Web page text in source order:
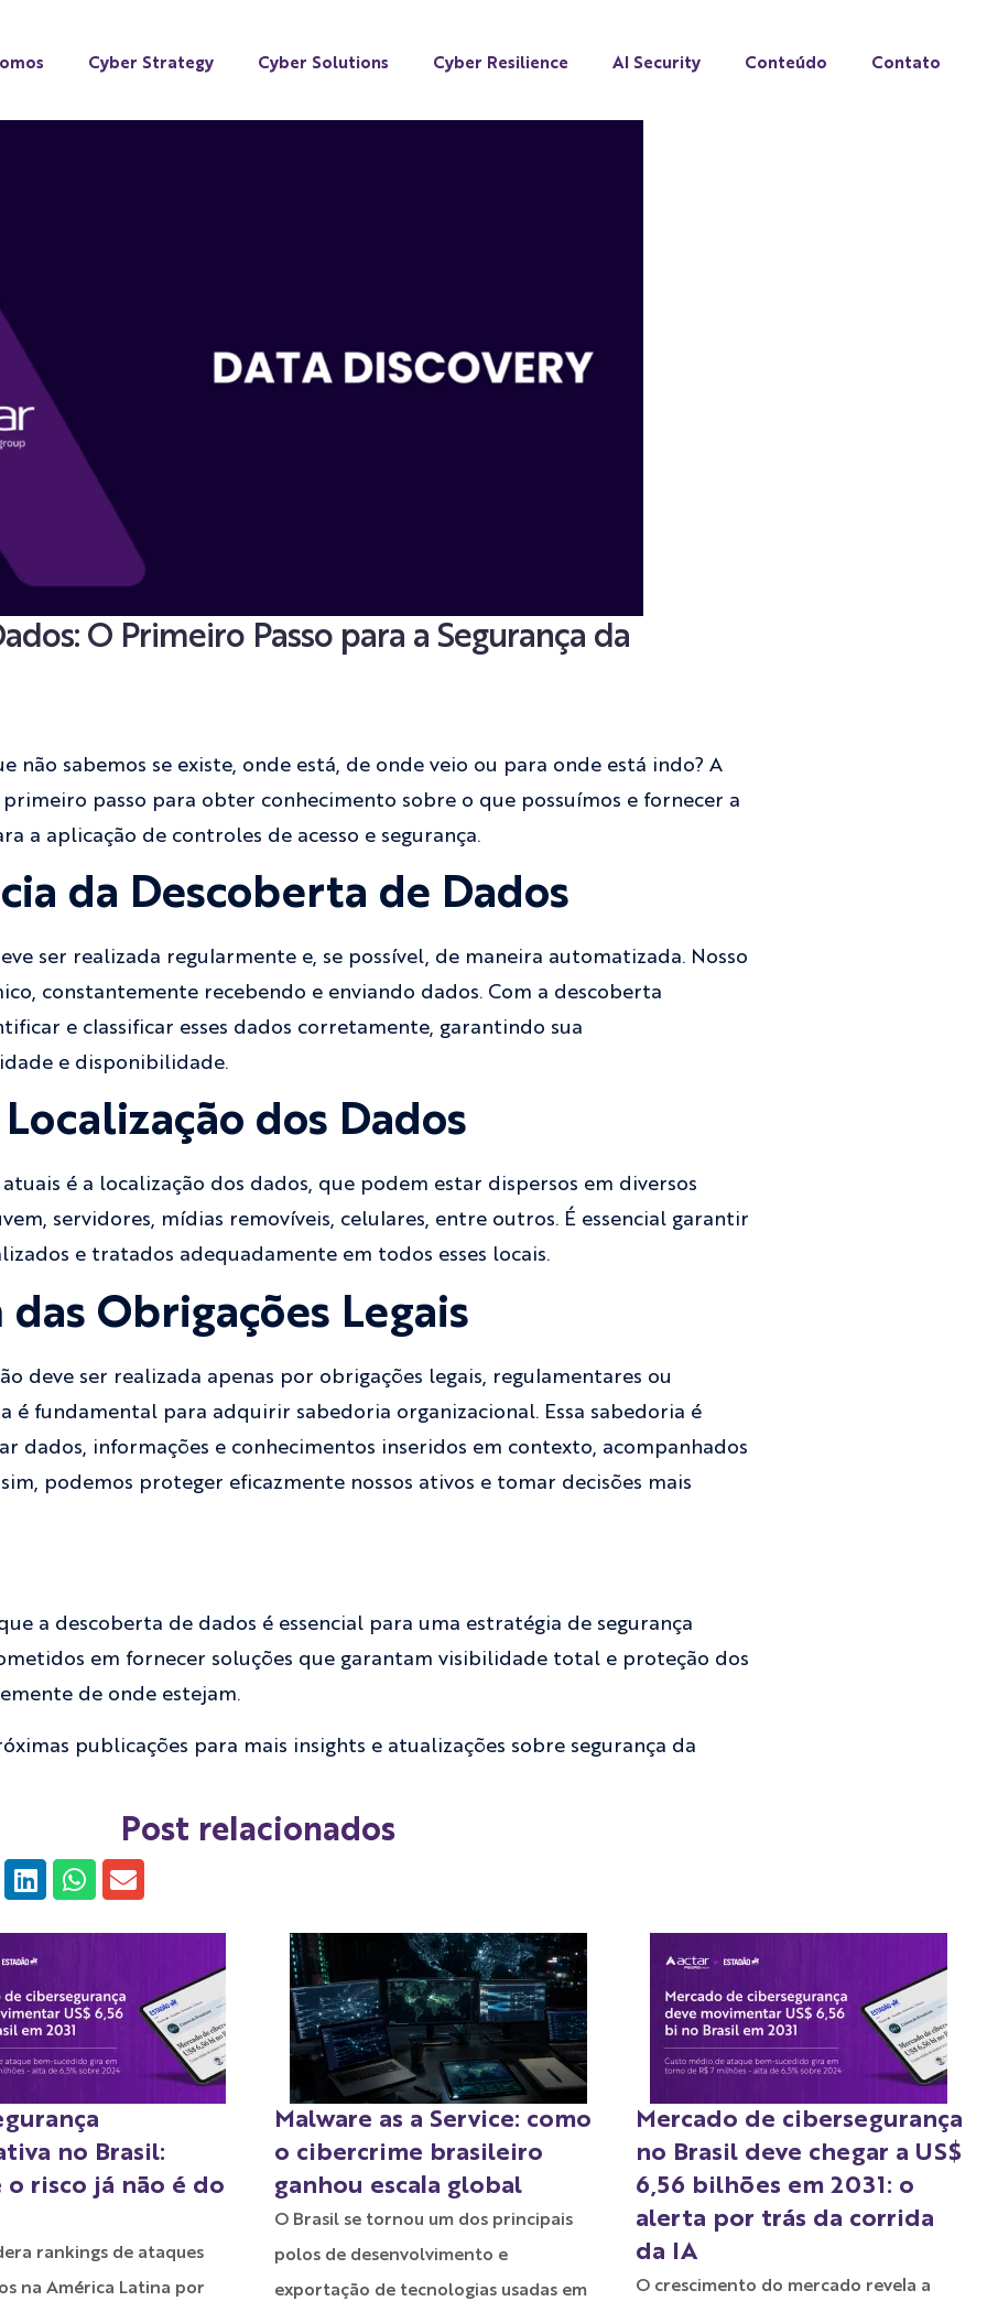
Cyber Strategy Cyber Solutions Cyber Resilience AI Security Conteúdo Contato
O Primeiro Passo para a Segurança da
não sabemos se existe, onde está, de onde veio ou para onde está indo? A
passo para obter conhecimento sobre o que possuímos e fornecer a
a aplicação de controles de acesso e segurança.
da Descoberta de Dados
ser realizada regularmente e, se possível, de maneira automatizada. Nosso
constantemente recebendo e enviando dados. Com a descoberta
e classificar esses dados corretamente, garantindo sua
e disponibilidade.
dos Dados
é a localização dos dados, que podem estar dispersos em diversos
servidores, mídias removíveis, celulares, entre outros. É essencial garantir
e tratados adequadamente em todos esses locais.
Obrigações Legais
deve ser realizada apenas por obrigações legais, regulamentares ou
é fundamental para adquirir sabedoria organizacional. Essa sabedoria é
dados, informações e conhecimentos inseridos em contexto, acompanhados
podemos proteger eficazmente nossos ativos e tomar decisões mais
a descoberta de dados é essencial para uma estratégia de segurança
em fornecer soluções que garantam visibilidade total e proteção dos
de onde estejam.
publicações para mais insights e atualizações sobre segurança da
Post relacionados
no Brasil:
o risco já não é do
rankings de ataques
na América Latina por
Malware as a Service: como
o cibercrime brasileiro
ganhou escala global
O Brasil se tornou um dos principais
polos de desenvolvimento e
exportação de tecnologias usadas em
Mercado de cibersegurança
no Brasil deve chegar a US$
6,56 bilhões em 2031: o
alerta por trás da corrida
da IA
O crescimento do mercado revela a